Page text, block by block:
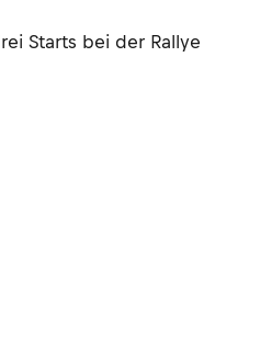
Starts bei der Rallye